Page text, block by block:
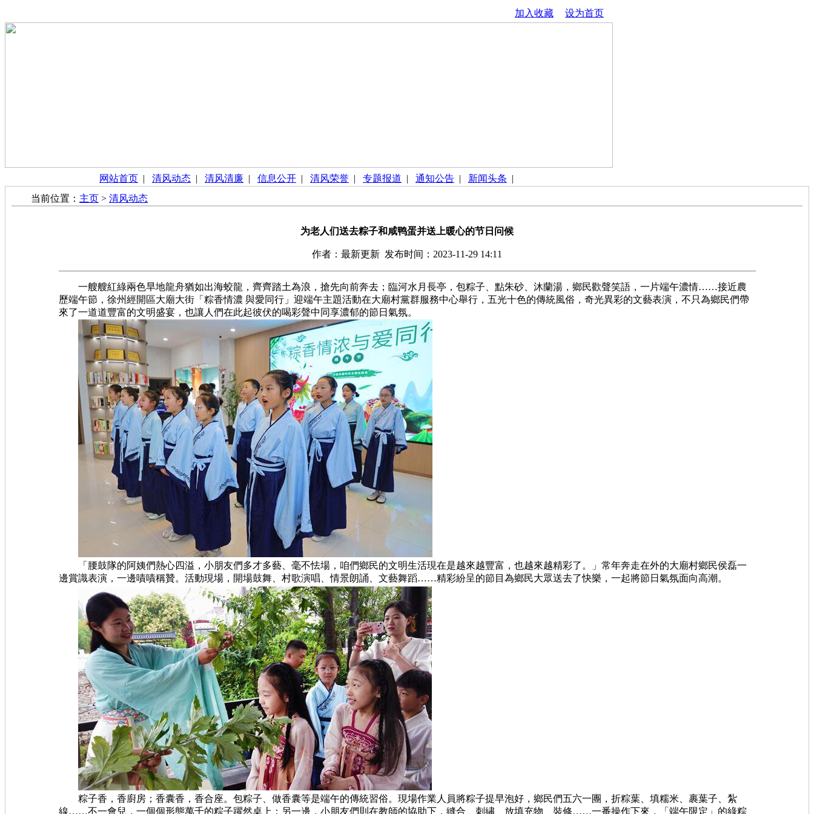
加入收藏 设为首页
网站首页 | 清风动态 | 清风清廉 | 信息公开 | 清风荣誉 | 专题报道 | 通知公告 | 新闻头条 |
当前位置： 主页 > 清风动态
为老人们送去粽子和咸鸭蛋并送上暖心的节日问候
作者：最新更新 发布时间：2023-11-29 14:11
一艘艘紅綠兩色旱地龍舟猶如出海蛟龍，齊齊踏土為浪，搶先向前奔去；臨河水月長亭，包粽子、點朱砂、沐蘭湯，鄉民歡聲笑語，一片端午濃情……接近農
歷端午節，徐州經開區大廟大街「粽香情濃 與愛同行」迎端午主題活動在大廟村黨群服務中心舉行，五光十色的傳統風俗，奇光異彩的文藝表演，不只為鄉民們帶
來了一道道豐富的文明盛宴，也讓人們在此起彼伏的喝彩聲中同享濃郁的節日氣氛。
「腰鼓隊的阿姨們熱心四溢，小朋友們多才多藝、毫不怯場，咱們鄉民的文明生活現在是越來越豐富，也越來越精彩了。」常年奔走在外的大廟村鄉民侯磊一
邊賞識表演，一邊嘖嘖稱贊。活動現場，開場鼓舞、村歌演唱、情景朗誦、文藝舞蹈……精彩紛呈的節目為鄉民大眾送去了快樂，一起將節日氣氛面向高潮。
粽子香，香廚房；香囊香，香合座。包粽子、做香囊等是端午的傳統習俗。現場作業人員將粽子提早泡好，鄉民們五六一團，折粽葉、填糯米、裹葉子、紮
線……不一會兒，一個個形態萬千的粽子躍然桌上；另一邊，小朋友們則在教師的協助下，縫合、刺繡、放填充物、裝修……一番操作下來，「端午限定」的綠粽